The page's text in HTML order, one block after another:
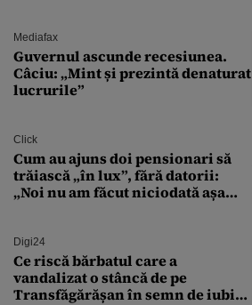
Mediafax
Guvernul ascunde recesiunea.
Câciu: „Mint și prezintă denaturat
lucrurile”
Click
Cum au ajuns doi pensionari să
trăiască „în lux”, fără datorii:
„Noi nu am făcut niciodată așa
Digi24
Ce riscă bărbatul care a
vandalizat o stâncă de pe
Transfăgărășan în semn de iubire